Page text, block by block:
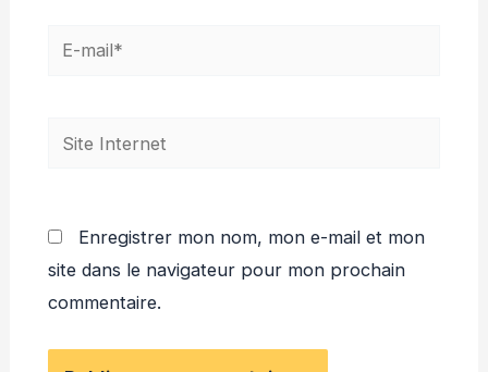
E-
Site
Enregistrer mon nom, mon e-mail et mon
site dans le navigateur pour mon prochain
commentaire.